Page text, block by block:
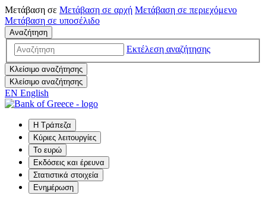
Μετάβαση σε Μετάβαση σε αρχή Μετάβαση σε περιεχόμενο
Μετάβαση σε υποσέλιδο
Αναζήτηση
Εκτέλεση αναζήτησης
Κλείσιμο αναζήτησης
Κλείσιμο αναζήτησης
EN English
Η Τράπεζα
Κύριες λειτουργίες
Το ευρώ
Εκδόσεις και έρευνα
Στατιστικά στοιχεία
Ενημέρωση